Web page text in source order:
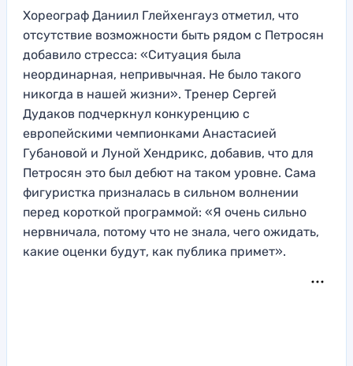
Хореограф Даниил Глейхенгауз отметил, что
отсутствие возможности быть рядом с Петросян
добавило стресса: «Ситуация была
неординарная, непривычная. Не было такого
никогда в нашей жизни». Тренер Сергей
Дудаков подчеркнул конкуренцию с
европейскими чемпионками Анастасией
Губановой и Луной Хендрикс, добавив, что для
Петросян это был дебют на таком уровне. Сама
фигуристка призналась в сильном волнении
перед короткой программой: «Я очень сильно
нервничала, потому что не знала, чего ожидать,
какие оценки будут, как публика примет».